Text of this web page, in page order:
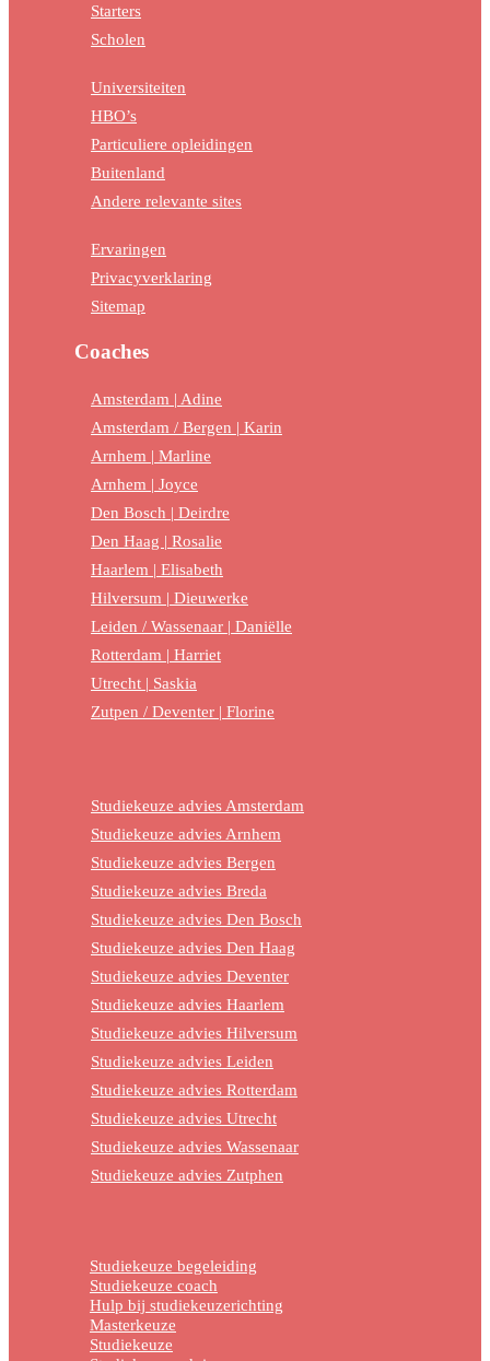
Starters
Scholen
Universiteiten
HBO’s
Particuliere opleidingen
Buitenland
Andere relevante sites
Ervaringen
Privacyverklaring
Sitemap
Coaches
Amsterdam | Adine
Amsterdam / Bergen | Karin
Arnhem | Marline
Arnhem | Joyce
Den Bosch | Deirdre
Den Haag | Rosalie
Haarlem | Elisabeth
Hilversum | Dieuwerke
Leiden / Wassenaar | Daniëlle
Rotterdam | Harriet
Utrecht | Saskia
Zutpen / Deventer | Florine
Studiekeuze advies Amsterdam
Studiekeuze advies Arnhem
Studiekeuze advies Bergen
Studiekeuze advies Breda
Studiekeuze advies Den Bosch
Studiekeuze advies Den Haag
Studiekeuze advies Deventer
Studiekeuze advies Haarlem
Studiekeuze advies Hilversum
Studiekeuze advies Leiden
Studiekeuze advies Rotterdam
Studiekeuze advies Utrecht
Studiekeuze advies Wassenaar
Studiekeuze advies Zutphen
Studiekeuze begeleiding
Studiekeuze coach
Hulp bij studiekeuzerichting
Masterkeuze
Studiekeuze